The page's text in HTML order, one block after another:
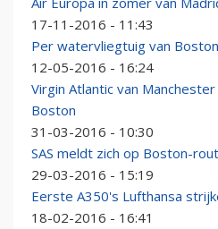
17-11-2016 - 11:43
Per watervliegtuig van
12-05-2016 - 16:24
Virgin Atlantic van Manchester
Boston
31-03-2016 - 10:30
SAS meldt zich op Boston-
29-03-2016 - 15:19
Eerste A350's Lufthansa
18-02-2016 - 16:41